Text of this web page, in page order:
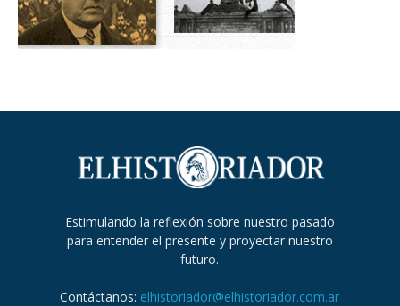
Estimulando la reflexión sobre nuestro pasado
para entender el presente y proyectar nuestro
futuro.
Contáctanos: elhistoriador@elhistoriador.com.ar